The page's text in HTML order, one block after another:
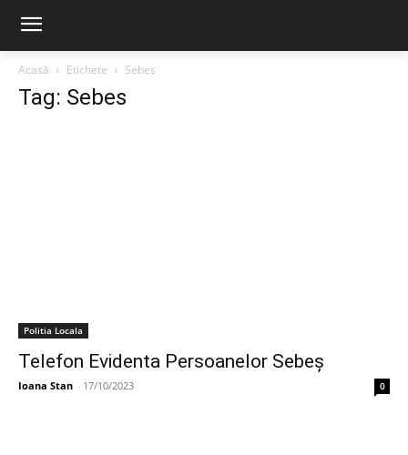
Acasă Etichete Sebes
Tag: Sebes
Politia Locala
Telefon Evidenta Persoanelor Sebeș
Ioana Stan - 17/10/2023 0